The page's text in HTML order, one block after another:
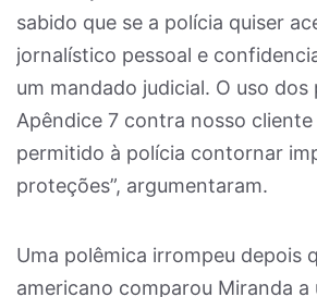
sabido que se a polícia quiser
jornalístico pessoal e
um mandado judicial. O uso dos
Apêndice 7 contra nosso
permitido à polícia contornar
proteções”, argumentaram.
Uma polêmica irrompeu depois
americano comparou Miranda a